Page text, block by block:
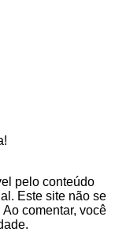
pelo conteúdo
Este site não se
comentar, você